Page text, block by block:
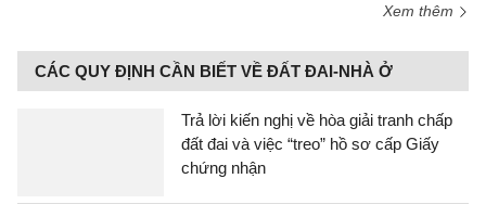
Xem thêm
CÁC QUY ĐỊNH CẦN BIẾT VỀ ĐẤT ĐAI-NHÀ Ở
Trả lời kiến nghị về hòa giải tranh chấp
đất đai và việc “treo” hồ sơ cấp Giấy
chứng nhận